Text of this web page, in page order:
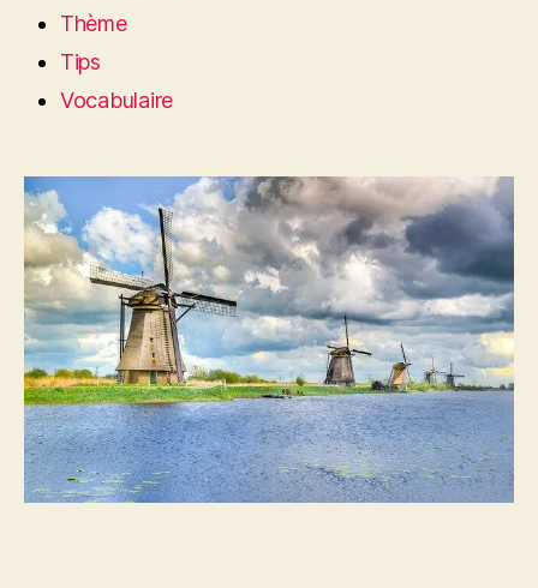
Thème
Tips
Vocabulaire